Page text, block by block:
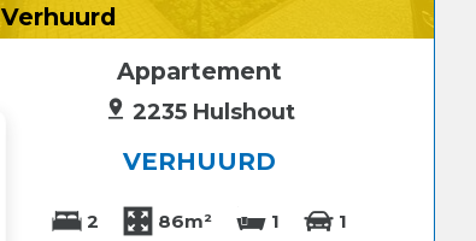
Verhuurd
Appartement
2235 Hulshout
VERHUURD
2 86m² 1 1